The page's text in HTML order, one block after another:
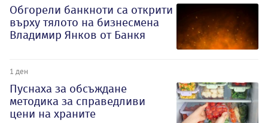
Обгорели банкноти са открити
върху тялото на бизнесмена
Владимир Янков от Банкя
1 ден
Пуснаха за обсъждане
методика за справедливи
цени на храните